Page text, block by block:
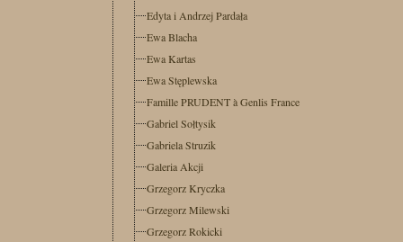
Edyta i Andrzej Pardała
Ewa Blacha
Ewa Kartas
Ewa Stęplewska
Famille PRUDENT à Genlis France
Gabriel Sołtysik
Gabriela Struzik
Galeria Akcji
Grzegorz Kryczka
Grzegorz Milewski
Grzegorz Rokicki